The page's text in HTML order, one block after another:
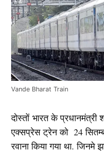
Vande Bharat Train
दोस्तों भारत के प्रधानमंत्री
एक्सप्रेस ट्रेन को 24
रवाना किया गया था. जिनमे